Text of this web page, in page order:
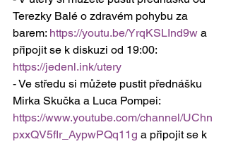
Terezky Balé o zdravém pohybu za
barem: https://youtu.be/YrqKSLInd9w a
připojit se k diskuzi od 19:00:
https://jedenl.ink/utery
- Ve středu si můžete pustit přednášku
Mirka Skučka a Luca Pompei:
https://www.youtube.com/channel/UChn
pxxQV5fIr_AypwPQq11g a připojit se k